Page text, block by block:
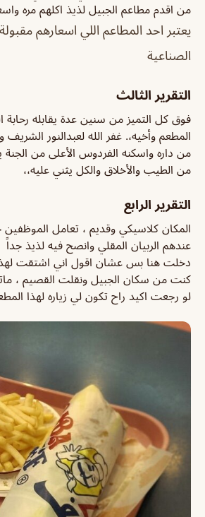
من اقدم مطاعم الجبيل لذيذ اكلهم مره
يعتبر احد المطاعم اللي اسعارهم
الصناعية
التقرير الثالث
فوق كل التميز من سنين عدة يقابله
المطعم وأخيه،. غفر الله لعبدالنور الشريف
من داره واسكنه الفردوس الأعلى من الجنة
من الطيب والأخلاق والكل يثني عليه،،
التقرير الرابع
المكان كلاسيكي وقديم ، تعامل
عندهم الربيان المقلي وانصح فيه لذيذ جداً
دخلت هنا بس عشان اقول اني اشتقت لهذا
كنت من سكان الجبيل ونقلت القصيم ،
لو رجعت اكيد راح تكون لي زياره لهذا